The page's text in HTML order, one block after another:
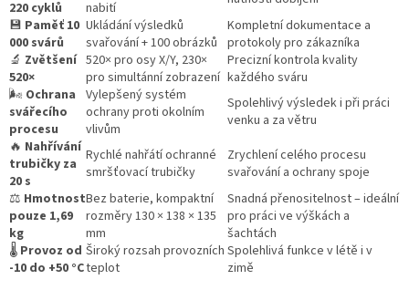
220 cyklů
nabití
💾 Paměť 10
000 svárů
Ukládání výsledků
svařování + 100 obrázků
Kompletní dokumentace a
protokoly pro zákazníka
🔬 Zvětšení
520×
520× pro osy X/Y, 230×
pro simultánní zobrazení
Precizní kontrola kvality
každého sváru
🌬️ Ochrana
svářecího
procesu
Vylepšený systém
ochrany proti okolním
vlivům
Spolehlivý výsledek i při práci
venku a za větru
🔥 Nahřívání
trubičky za
20 s
Rychlé nahřátí ochranné
smršťovací trubičky
Zrychlení celého procesu
svařování a ochrany spoje
⚖️ Hmotnost
pouze 1,69
kg
Bez baterie, kompaktní
rozměry 130 × 138 × 135
mm
Snadná přenositelnost – ideální
pro práci ve výškách a
šachtách
🌡️ Provoz od
-10 do +50 °C
Široký rozsah provozních
teplot
Spolehlivá funkce v létě i v
zimě